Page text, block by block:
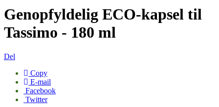
Genopfyldelig ECO-kapsel til
Tassimo - 180 ml
Del
Copy
E-mail
Facebook
Twitter